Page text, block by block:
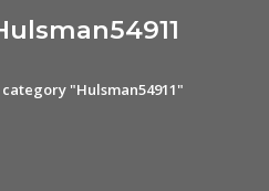
"Hulsman54911"